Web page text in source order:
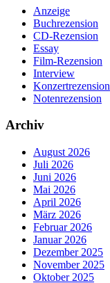
Anzeige
Buchrezension
CD-Rezension
Essay
Film-Rezension
Interview
Konzertrezension
Notenrezension
Archiv
August 2026
Juli 2026
Juni 2026
Mai 2026
April 2026
März 2026
Februar 2026
Januar 2026
Dezember 2025
November 2025
Oktober 2025